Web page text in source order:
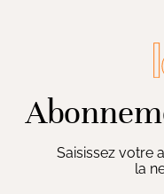
Saisissez votre
la